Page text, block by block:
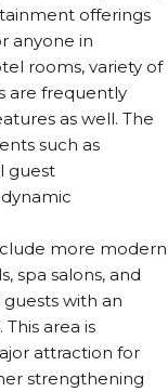
offerings
anyone in
rooms, variety of
are frequently
as well. The
such as
guest
more modern
spa salons, and
with an
area is
attraction for
strengthening